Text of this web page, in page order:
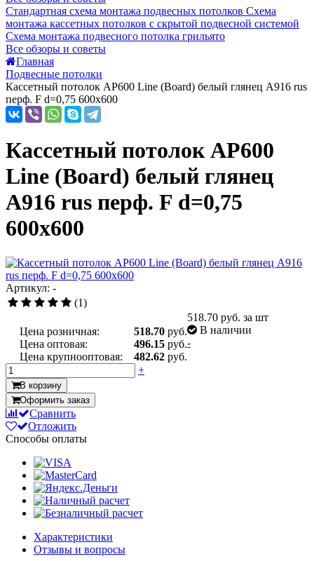
Стандартная схема монтажа подвесных потолков Схема
монтажа кассетных потолков с скрытой подвесной системой
Схема монтажа подвесного потолка грильято
Все обзоры и советы
Главная
Подвесные потолки
Кассетный потолок AP600 Line (Board) белый глянец А916 rus
перф. F d=0,75 600x600
Кассетный потолок AP600
Line (Board) белый глянец
А916 rus перф. F d=0,75
600x600
Артикул: -
(1)
Цена розничная: 518.70 руб.
Цена оптовая:
496.15 руб.
Цена крупнооптовая:
482.62 руб.
518.70 руб. за шт
В наличии
-
+
В корзину
Оформить заказ
Сравнить
Отложить
Способы оплаты
Характеристики
Отзывы и вопросы